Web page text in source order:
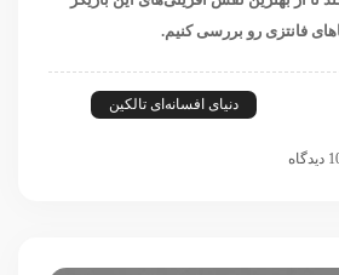
فانتزی رو بررسی کنیم.
دنیای افسانه‌ای تالکین